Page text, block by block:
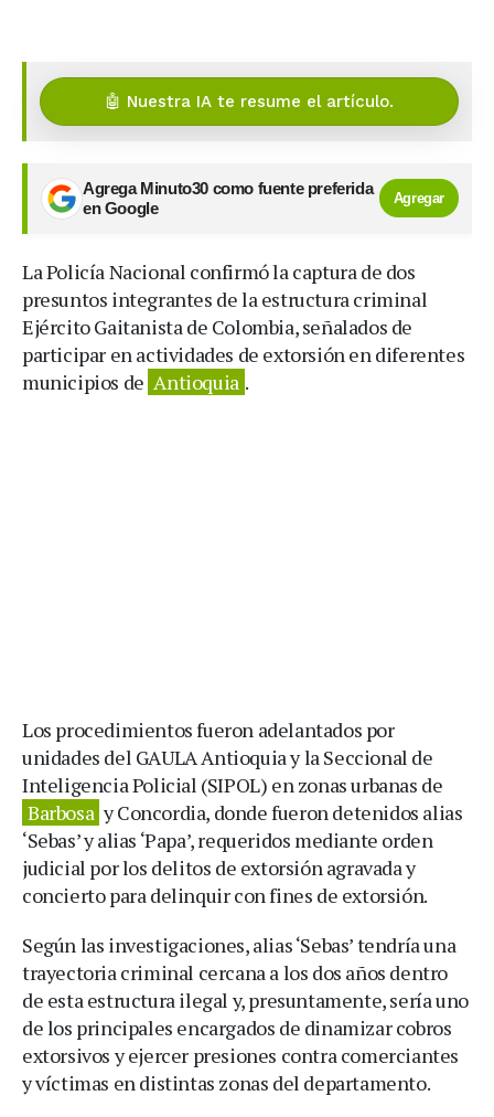
🤖 Nuestra IA te resume el artículo.
Agrega Minuto30 como fuente preferida
en Google
Agregar
La Policía Nacional confirmó la captura de dos
presuntos integrantes de la estructura criminal
Ejército Gaitanista de Colombia, señalados de
participar en actividades de extorsión en diferentes
municipios de Antioquia .
Los procedimientos fueron adelantados por
unidades del GAULA Antioquia y la Seccional de
Inteligencia Policial (SIPOL) en zonas urbanas de
Barbosa y Concordia, donde fueron detenidos alias
‘Sebas’ y alias ‘Papa’, requeridos mediante orden
judicial por los delitos de extorsión agravada y
concierto para delinquir con fines de extorsión.
Según las investigaciones, alias ‘Sebas’ tendría una
trayectoria criminal cercana a los dos años dentro
de esta estructura ilegal y, presuntamente, sería uno
de los principales encargados de dinamizar cobros
extorsivos y ejercer presiones contra comerciantes
y víctimas en distintas zonas del departamento.